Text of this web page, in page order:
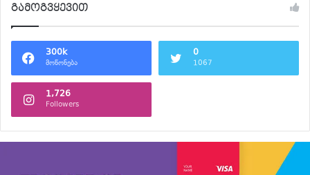
გამოგვყევით
300k
მოწონება
0
1067
1,726
Followers